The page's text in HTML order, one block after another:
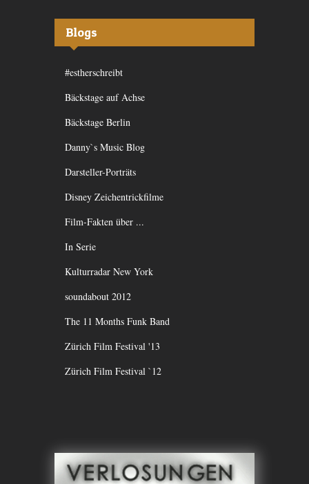
Blogs
#estherschreibt
Bäckstage auf Achse
Bäckstage Berlin
Danny`s Music Blog
Darsteller-Porträts
Disney Zeichentrickfilme
Film-Fakten über ...
In Serie
Kulturradar New York
soundabout 2012
The 11 Months Funk Band
Zürich Film Festival '13
Zürich Film Festival `12